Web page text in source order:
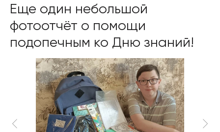
Еще один небольшой
фотоотчёт о помощи
подопечным ко Дню знаний!